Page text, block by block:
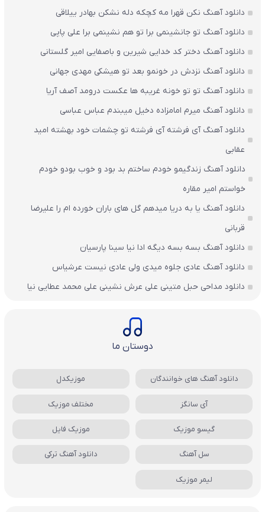
دانلود آهنگ نکن قهرا مه کچکه دله نشکن بهادر ییلاقی
دانلود آهنگ تو جانشینمی برا تو هم نشینمی برا علی پاپی
دانلود آهنگ دختر کد خدایی شیرین و باصفایی امیر گلستانی
دانلود آهنگ نزدش در خونمو بعد تو هیشکی مهدی جهانی
دانلود آهنگ تو تو خونه غریبه ها عکست درومد آصف آریا
دانلود آهنگ میرم امامزاده دخیل میبندم عباس عباسی
دانلود آهنگ آی فرشته آی فرشته تو چشمات خود بهشته امید
عقابی
دانلود آهنگ زندگیمو خودم ساختم بد بود و خوب بودو خودم
خواستم امیر مقاره
دانلود آهنگ یا به دریا میدهم گل های باران‌ خورده ام را علیرضا
قربانی
دانلود آهنگ بسه بسه دیگه ادا نیا سینا پارسیان
دانلود آهنگ عادی جلوه میدی ولی عادی نیست عرشیاس
دانلود مداحی حبل متینی علی عرش نشینی علی محمد عطایی نیا
دوستان ما
دانلود آهنگ های خوانندگان موزیکدل
آی سانگز مختلف موزیک
گیسو موزیک موزیک فایل
سل آهنگ دانلود آهنگ ترکی
لیمر موزیک